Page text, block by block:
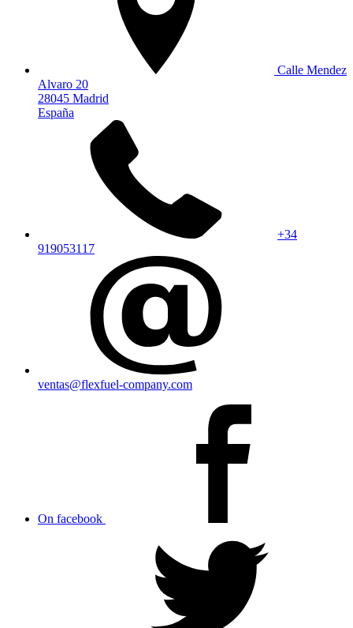
Calle Mendez
Alvaro 20
28045 Madrid
España
+34
919053117
ventas@flexfuel-company.com
On facebook